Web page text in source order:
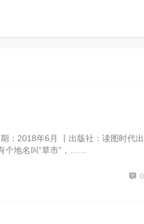
：2018年6月 丨出版社：读图时代出
地名叫“草市”，……
0